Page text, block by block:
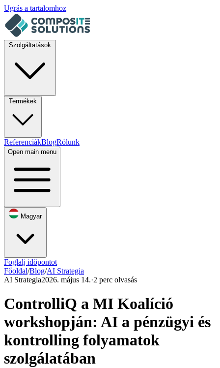
Ugrás a tartalomhoz
ReferenciákBlogRólunk
Open main menu
Magyar
Foglalj időpontot
Főoldal/Blog/AI Strategia
AI Strategia2026. május 14.·2 perc olvasás
ControlliQ a MI Koalíció
workshopján: AI a pénzügyi és
kontrolling folyamatok
szolgálatában